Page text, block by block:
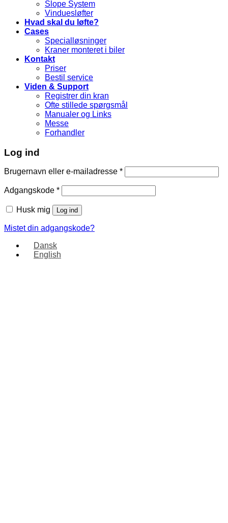
Slope System
Vinduesløfter
Hvad skal du løfte?
Cases
Specialløsninger
Kraner monteret i biler
Kontakt
Priser
Bestil service
Viden & Support
Registrer din kran
Ofte stillede spørgsmål
Manualer og Links
Messe
Forhandler
Log ind
Brugernavn eller e-mailadresse *
Adgangskode *
Husk mig Log ind
Mistet din adgangskode?
Dansk
English